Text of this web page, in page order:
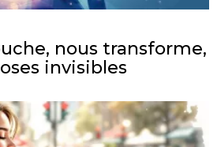
nous transforme,
invisibles